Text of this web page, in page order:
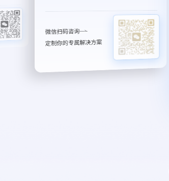
微信扫码咨询
定制你的专属解决方案